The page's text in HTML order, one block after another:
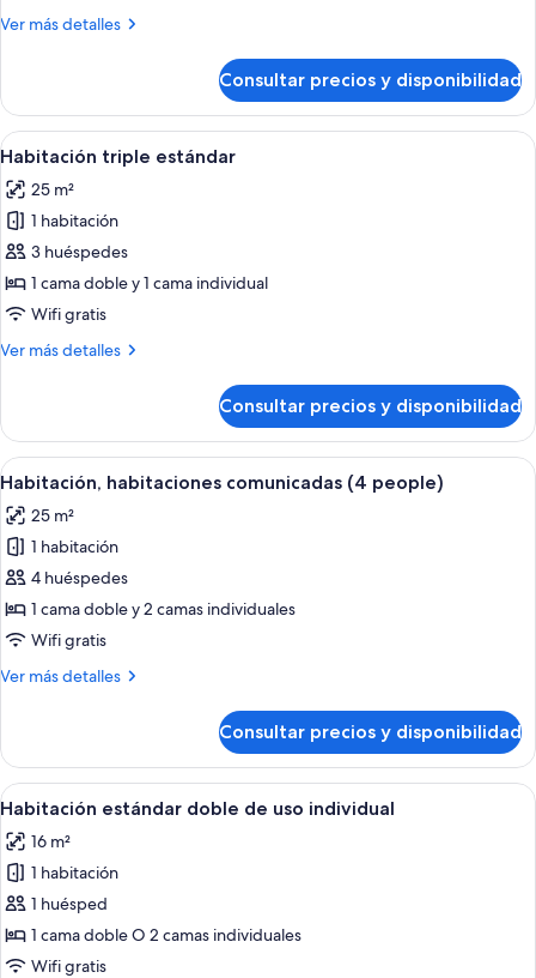
Ver más detalles
Más
doble
superior
Consultar precios y disponibilidad
Abrir
todas
las
fotos
de
Habitación
triple
Una habitación de hotel moderna
4
Habitación triple estándar
25 m²
1 habitación
3 huéspedes
1 cama doble y 1 cama individual
Wifi gratis
Ver más detalles
Más
triple
estándar
Consultar precios y disponibilidad
Abrir
todas
las
fotos
de
Habitación,
habitaciones
(4
Una habitación de hotel moderna
4
Habitación, habitaciones comunicadas (4 people)
25 m²
1 habitación
4 huéspedes
1 cama doble y 2 camas individuales
Wifi gratis
Ver más detalles
Más
habitaciones
comunicadas
(4
Consultar precios y disponibilidad
Abrir
todas
las
fotos
de
Habitación
estándar
Una cama bien hecha con sábanas
5
Habitación estándar doble de uso individual
16 m²
1 habitación
1 huésped
1 cama doble O 2 camas individuales
Wifi gratis